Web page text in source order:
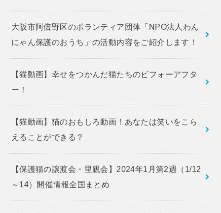
大阪市阿倍野区のボランティア団体「NPO法人わん
にゃん保護のおうち」の活動内容をご紹介します！
【猫動画】幸せをつかんだ猫たちのビフォーアフタ
ー！
【猫動画】猫のおもしろ動画！あなたは笑いをこら
えることができる？
【保護猫の譲渡会・里親会】2024年1月第2週（1/12
～14）開催情報全国まとめ